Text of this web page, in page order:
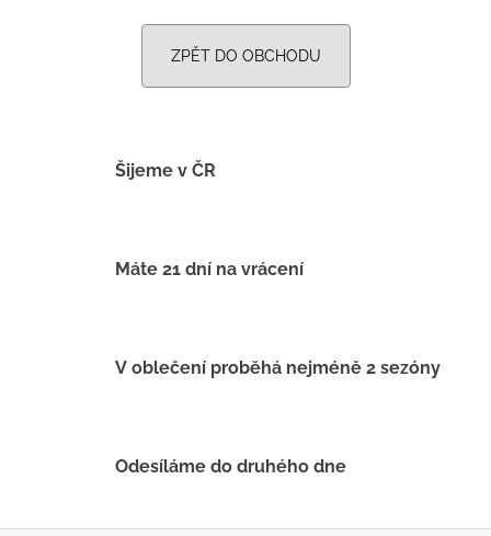
ZPĚT DO OBCHODU
Šijeme v ČR
Máte 21 dní na vrácení
V oblečení proběhá nejméně 2 sezóny
Odesíláme do druhého dne